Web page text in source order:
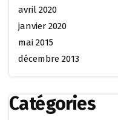
avril 2020
janvier 2020
mai 2015
décembre 2013
Catégories